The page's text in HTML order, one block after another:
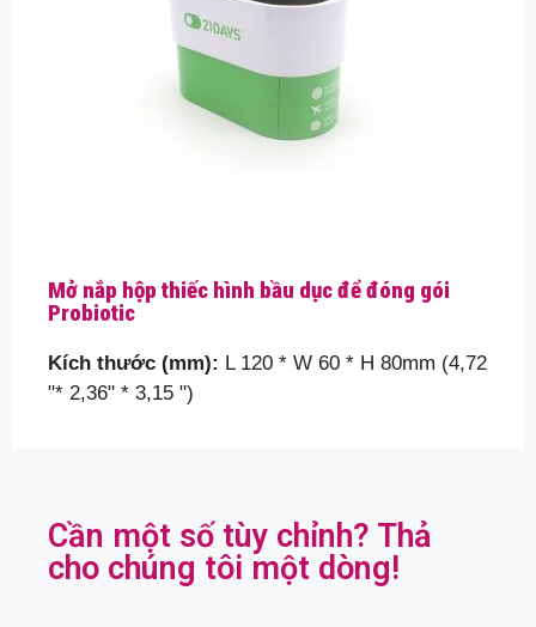
Mở nắp hộp thiếc hình bầu dục để đóng gói
Probiotic
Kích thước (mm): L 120 * W 60 * H 80mm (4,72
"* 2,36" * 3,15 ")
Cần một số tùy chỉnh? Thả
cho chúng tôi một dòng!